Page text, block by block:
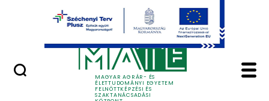
Ugrás a fő tartalomhoz
MAGYAR AGRÁR- ÉS
ÉLETTUDOMÁNYI EGYETEM
FELNŐTTKÉPZÉSI ÉS
SZAKTANÁCSADÁSI
Képzéseink - MATE